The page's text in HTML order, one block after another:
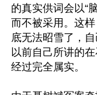
的真实供词会以“
而不被采用。这
底无法昭雪了，
以前自己所讲的
经过完全属实。